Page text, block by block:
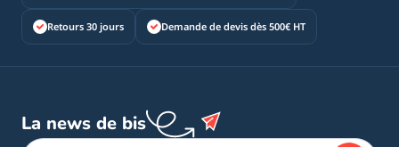
Retours 30 jours Demande de devis dès 500€ HT
La news de bis